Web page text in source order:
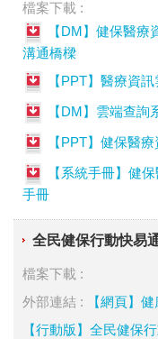
檔案下載 :
【DM】健保醫
溝通橋樑
【PPT】醫療資
【DM】雲端查詢
【PPT】健保醫
【系統手冊】健
手冊
全民健保行動快易
檔案下載 :
外部連結 :
【網頁】
【行動版】全民健保